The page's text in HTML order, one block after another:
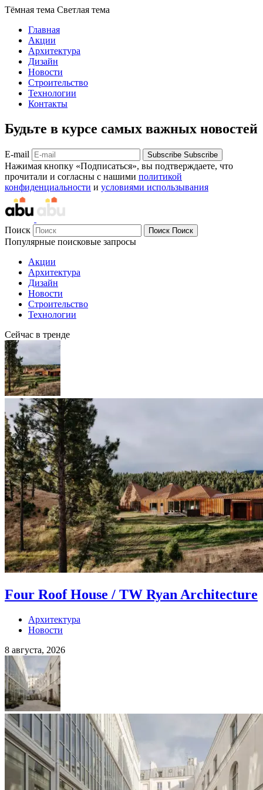
Тёмная тема Светлая тема
Главная
Акции
Архитектура
Дизайн
Новости
Строительство
Технологии
Контакты
Будьте в курсе самых важных новостей
E-mail Subscribe Subscribe
Нажимая кнопку «Подписаться», вы подтверждаете, что
прочитали и согласны с нашими политикой
конфиденциальности и условиями использывания
Поиск Поиск Поиск
Популярные поисковые запросы
Акции
Архитектура
Дизайн
Новости
Строительство
Технологии
Сейчас в тренде
Four Roof House / TW Ryan Architecture
Архитектура
Новости
8 августа, 2026